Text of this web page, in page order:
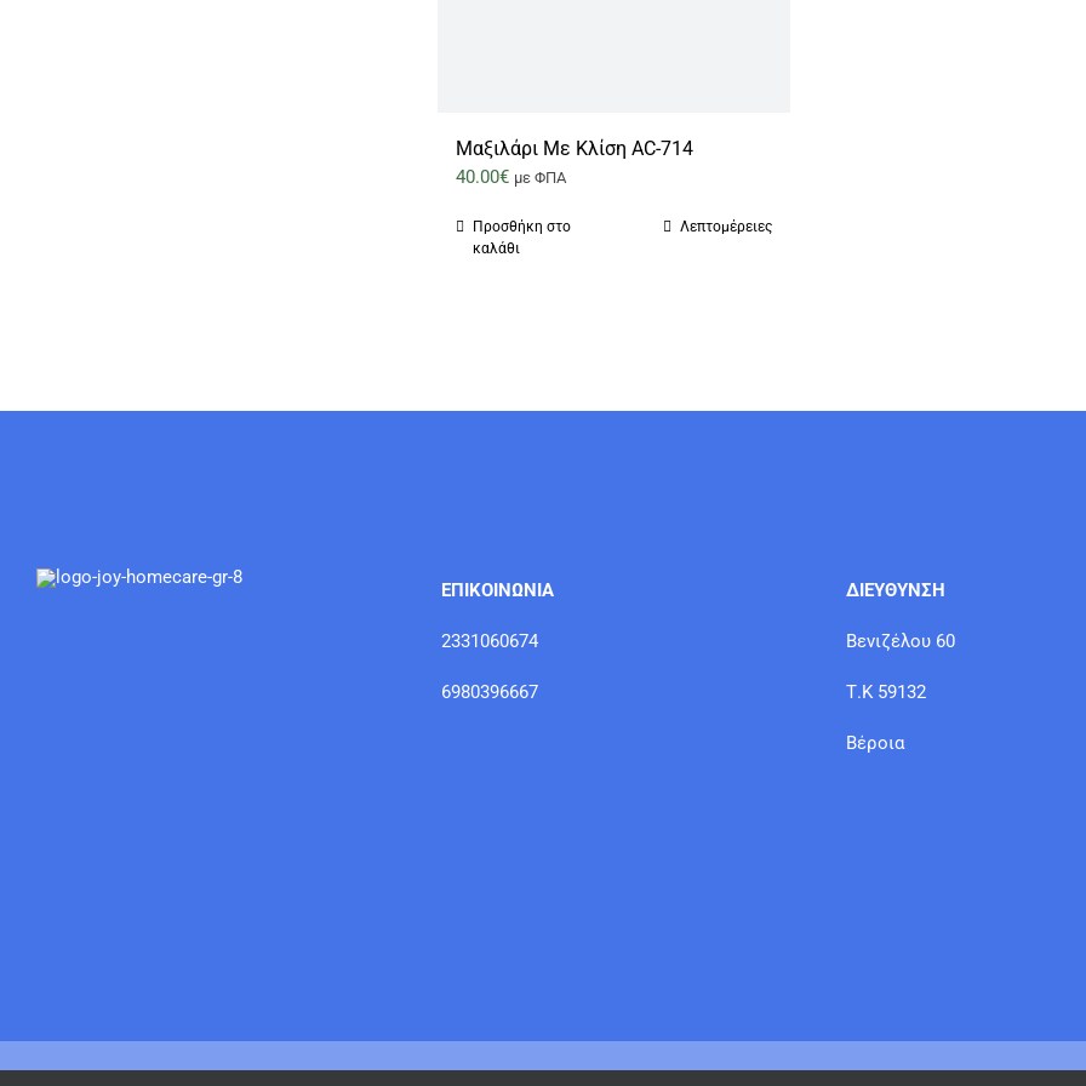
Μαξιλάρι Με Κλίση AC-714
40.00€ με ΦΠΑ
Προσθήκη στο
καλάθι
Λεπτομέρειες
ΕΠΙΚΟΙΝΩΝΙΑ
2331060674
6980396667
ΔΙΕΥΘΥΝΣΗ
Βενιζέλου 60
Τ.Κ 59132
Βέροια